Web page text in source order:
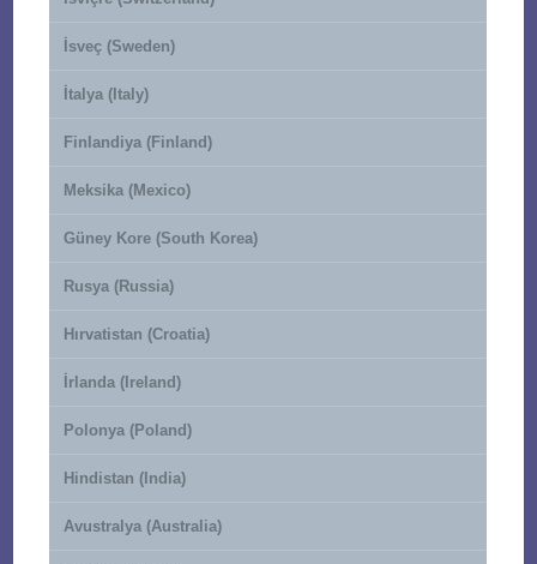
İsveç (Sweden)
İtalya (Italy)
Finlandiya (Finland)
Meksika (Mexico)
Güney Kore (South Korea)
Rusya (Russia)
Hırvatistan (Croatia)
İrlanda (Ireland)
Polonya (Poland)
Hindistan (India)
Avustralya (Australia)